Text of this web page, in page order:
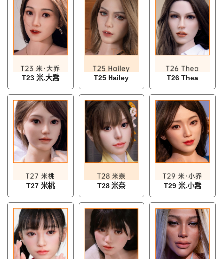
T23 米.大喬 T25 Hailey T26 Thea
T27 米桃 T28 米奈 T29 米.小喬